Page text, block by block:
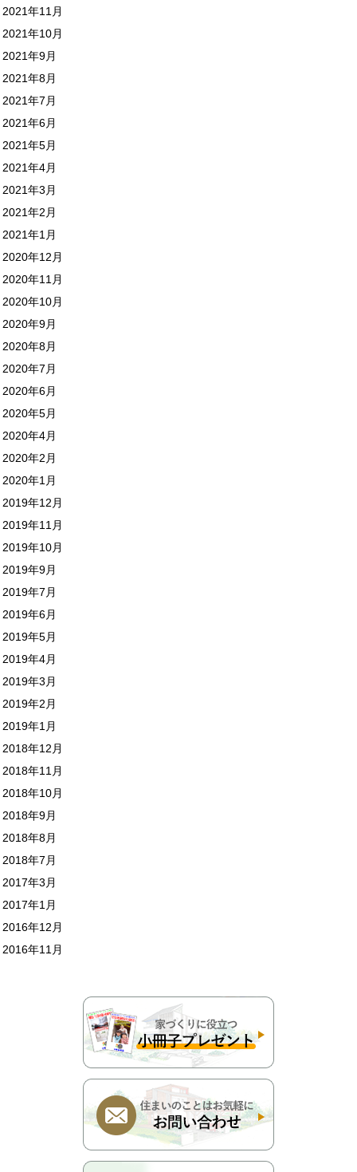
2021年11月
2021年10月
2021年9月
2021年8月
2021年7月
2021年6月
2021年5月
2021年4月
2021年3月
2021年2月
2021年1月
2020年12月
2020年11月
2020年10月
2020年9月
2020年8月
2020年7月
2020年6月
2020年5月
2020年4月
2020年2月
2020年1月
2019年12月
2019年11月
2019年10月
2019年9月
2019年7月
2019年6月
2019年5月
2019年4月
2019年3月
2019年2月
2019年1月
2018年12月
2018年11月
2018年10月
2018年9月
2018年8月
2018年7月
2017年3月
2017年1月
2016年12月
2016年11月